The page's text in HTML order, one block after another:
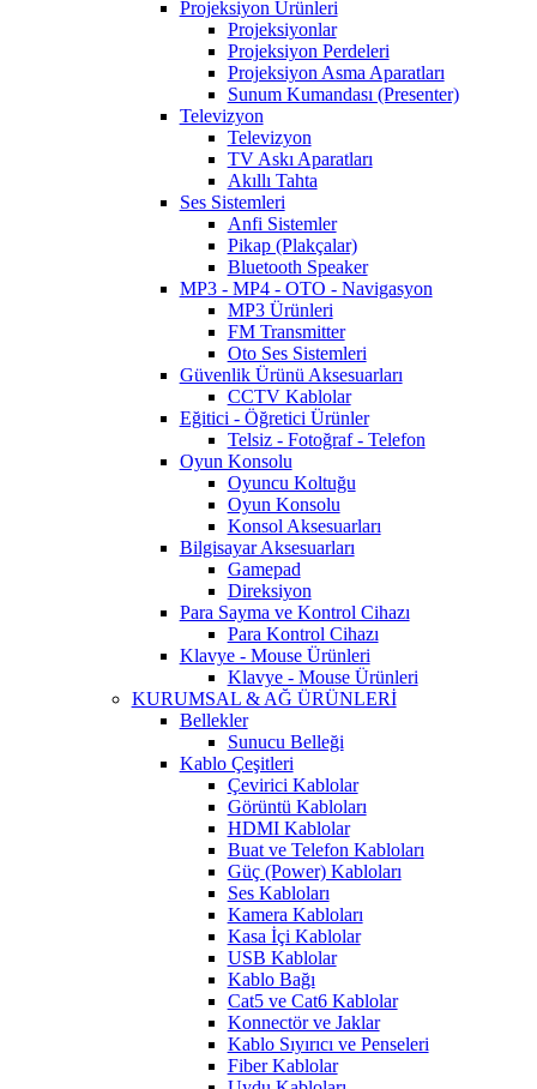
Projeksiyon Ürünleri
Projeksiyonlar
Projeksiyon Perdeleri
Projeksiyon Asma Aparatları
Sunum Kumandası (Presenter)
Televizyon
Televizyon
TV Askı Aparatları
Akıllı Tahta
Ses Sistemleri
Anfi Sistemler
Pikap (Plakçalar)
Bluetooth Speaker
MP3 - MP4 - OTO - Navigasyon
MP3 Ürünleri
FM Transmitter
Oto Ses Sistemleri
Güvenlik Ürünü Aksesuarları
CCTV Kablolar
Eğitici - Öğretici Ürünler
Telsiz - Fotoğraf - Telefon
Oyun Konsolu
Oyuncu Koltuğu
Oyun Konsolu
Konsol Aksesuarları
Bilgisayar Aksesuarları
Gamepad
Direksiyon
Para Sayma ve Kontrol Cihazı
Para Kontrol Cihazı
Klavye - Mouse Ürünleri
Klavye - Mouse Ürünleri
KURUMSAL & AĞ ÜRÜNLERİ
Bellekler
Sunucu Belleği
Kablo Çeşitleri
Çevirici Kablolar
Görüntü Kabloları
HDMI Kablolar
Buat ve Telefon Kabloları
Güç (Power) Kabloları
Ses Kabloları
Kamera Kabloları
Kasa İçi Kablolar
USB Kablolar
Kablo Bağı
Cat5 ve Cat6 Kablolar
Konnectör ve Jaklar
Kablo Sıyırıcı ve Penseleri
Fiber Kablolar